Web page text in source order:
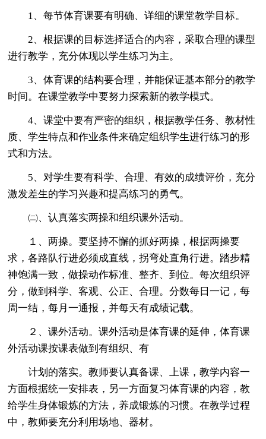
1、每节体育课要有明确、详细的课堂教学目标。
2、根据课的目标选择适合的内容，采取合理的课型
进行教学，充分体现以学生练习为主。
3、体育课的结构要合理，并能保证基本部分的教学
时间。在课堂教学中要努力探索新的教学模式。
4、课堂中要有严密的组织，根据教学任务、教材性
质、学生特点和作业条件来确定组织学生进行练习的形
式和方法。
5、对学生要有科学、合理、有效的成绩评价，充分
激发差生的学习兴趣和提高练习的勇气。
㈡、认真落实两操和组织课外活动。
１、两操。要坚持不懈的抓好两操，根据两操要
求，各路队行进必须成直线，拐弯处直角行进。踏步精
神饱满一致，做操动作标准、整齐、到位。每次组织评
分，做到科学、客观、公正、合理。分数每日一记，每
周一结，每月一通报，并每天有成绩记载。
２、课外活动。课外活动是体育课的延伸，体育课
外活动课按课表做到有组织、有
计划的落实。教师要认真备课、上课，教学内容一
方面根据统一安排表，另一方面复习体育课的内容，教
给学生身体锻炼的方法，养成锻炼的习惯。在教学过程
中，教师要充分利用场地、器材。